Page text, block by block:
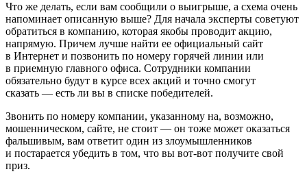
Что же делать, если вам сообщили о выигрыше, а схема очень
напоминает описанную выше? Для начала эксперты советуют
обратиться в компанию, которая якобы проводит акцию,
напрямую. Причем лучше найти ее официальный сайт
в Интернет и позвонить по номеру горячей линии или
в приемную главного офиса. Сотрудники компании
обязательно будут в курсе всех акций и точно смогут
сказать — есть ли вы в списке победителей.
Звонить по номеру компании, указанному на, возможно,
мошенническом, сайте, не стоит — он тоже может оказаться
фальшивым, вам ответит один из злоумышленников
и постарается убедить в том, что вы вот-вот получите свой
приз.